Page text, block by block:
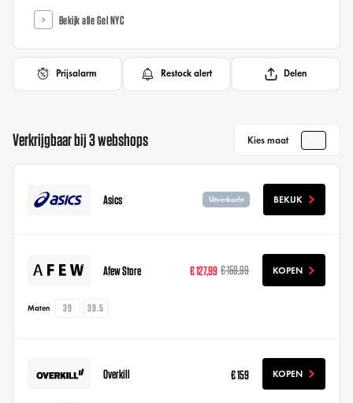
Bekijk alle Gel NYC
Prijsalarm Restock alert Delen
Verkrijgbaar bij 3 webshops Kies maat
Asics Uitverkocht BEKIJK
Afew Store € 127,99 € 159,99 KOPEN
Maten 39 39.5
Overkill € 159 KOPEN